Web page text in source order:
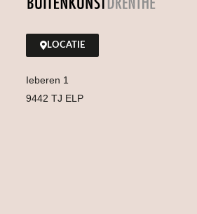
LOCATIE
Ieberen 1
9442 TJ ELP